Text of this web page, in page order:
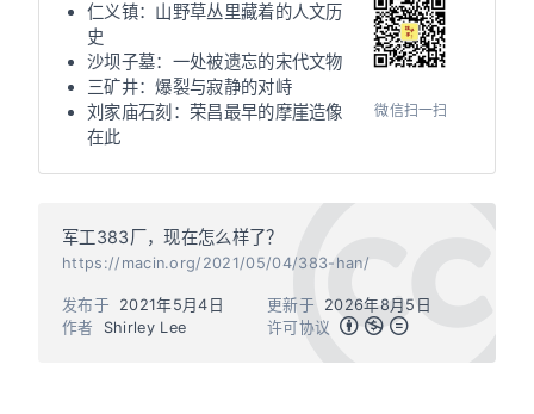
仁义镇：山野草丛里藏着的人文历
史
沙坝子墓：一处被遗忘的宋代文物
三矿井：爆裂与寂静的对峙
刘家庙石刻：荣昌最早的摩崖造像
在此
微信扫一扫
军工383厂，现在怎么样了？
https://macin.org/2021/05/04/383-han/
作者 Shirley Lee
发布于 2021年5月4日 更新于
2026年8月5日
许可协议